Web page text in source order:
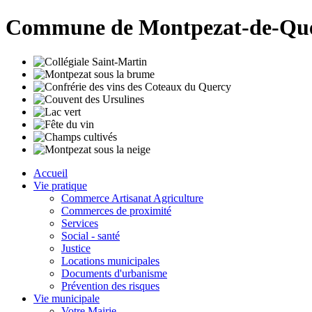
Commune de Montpezat-de-
Accueil
Vie pratique
Commerce Artisanat Agriculture
Commerces de proximité
Services
Social - santé
Justice
Locations municipales
Documents d'urbanisme
Prévention des risques
Vie municipale